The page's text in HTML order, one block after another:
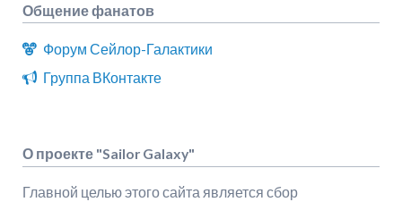
Общение фанатов
Форум Сейлор-Галактики
Группа ВКонтакте
О проекте "Sailor Galaxy"
Главной целью этого сайта является сбор